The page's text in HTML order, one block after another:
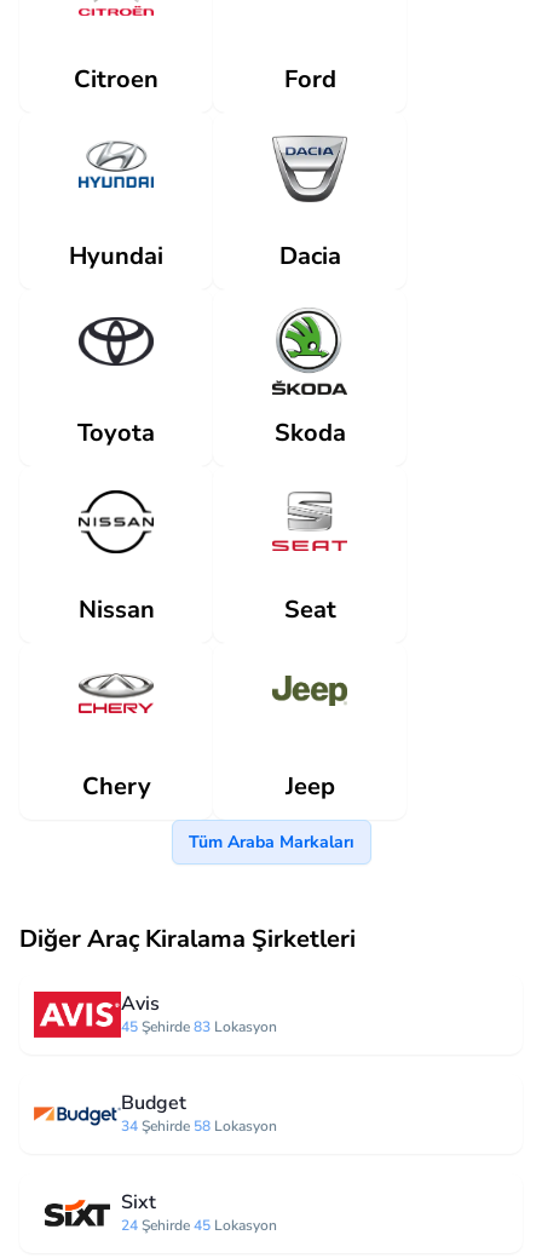
Citroen Ford
Hyundai Dacia
Toyota Skoda
Nissan Seat
Chery Jeep
Tüm Araba Markaları
Diğer Araç Kiralama Şirketleri
Avis
45Şehirde83 Lokasyon
Budget
34Şehirde 58 Lokasyon
Sixt
24Şehirde45 Lokasyon